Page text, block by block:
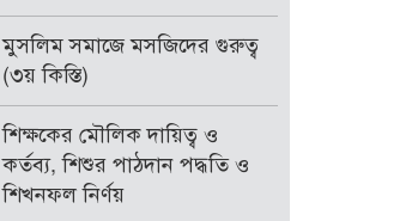
মুসলিম সমাজে মসজিদের গুরুত্ব
(৩য় কিস্তি)
শিক্ষকের মৌলিক দায়িত্ব ও
কর্তব্য, শিশুর পাঠদান পদ্ধতি ও
শিখনফল নির্ণয়